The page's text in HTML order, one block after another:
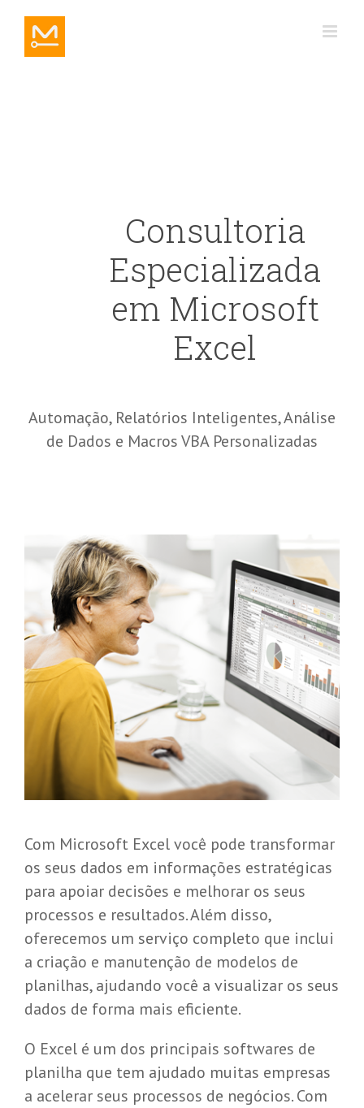
Consultoria
Especializada
em Microsoft
Excel
Automação, Relatórios Inteligentes, Análise
de Dados e Macros VBA Personalizadas
Com Microsoft Excel você pode transformar
os seus dados em informações estratégicas
para apoiar decisões e melhorar os seus
processos e resultados. Além disso,
oferecemos um serviço completo que inclui
a criação e manutenção de modelos de
planilhas, ajudando você a visualizar os seus
dados de forma mais eficiente.
O Excel é um dos principais softwares de
planilha que tem ajudado muitas empresas
a acelerar seus processos de negócios. Com